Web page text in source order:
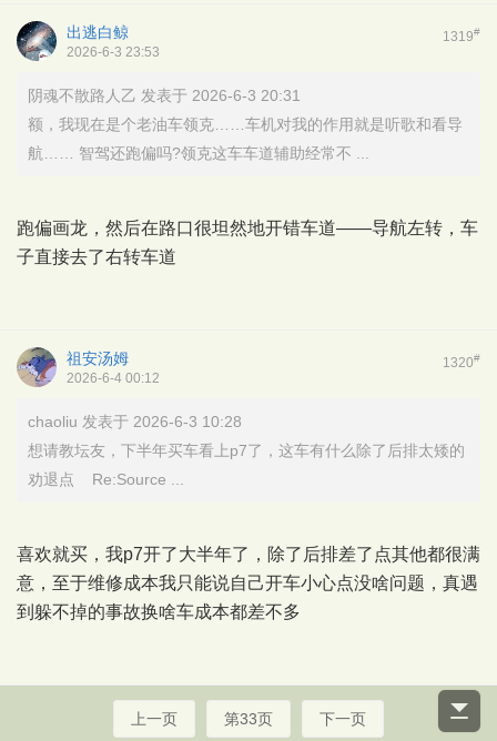
1319#
出逃白鲸
2026-6-3 23:53
阴魂不散路人乙 发表于 2026-6-3 20:31
额，我现在是个老油车领克……车机对我的作用就是听歌和看导
航…… 智驾还跑偏吗?领克这车车道辅助经常不 ...
跑偏画龙，然后在路口很坦然地开错车道——导航左转，车
子直接去了右转车道
1320#
祖安汤姆
2026-6-4 00:12
chaoliu 发表于 2026-6-3 10:28
想请教坛友，下半年买车看上p7了，这车有什么除了后排太矮的
劝退点 Re:Source ...
喜欢就买，我p7开了大半年了，除了后排差了点其他都很满
意，至于维修成本我只能说自己开车小心点没啥问题，真遇
到躲不掉的事故换啥车成本都差不多
上一页 第33页 下一页